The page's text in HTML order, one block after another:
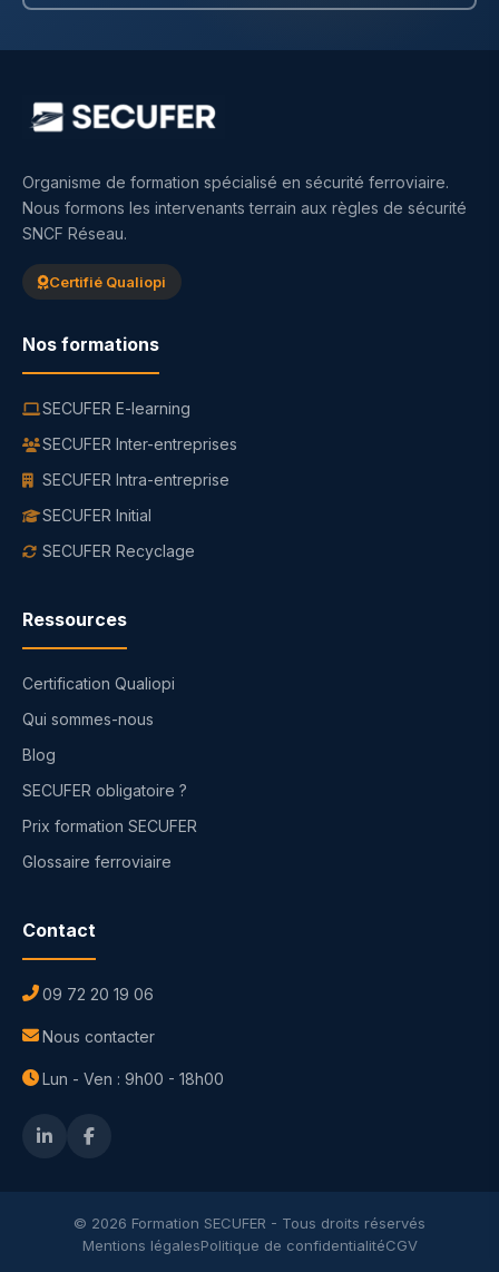
Organisme de formation spécialisé en sécurité ferroviaire.
Nous formons les intervenants terrain aux règles de sécurité
SNCF Réseau.
Certifié Qualiopi
Nos formations
SECUFER E-learning
SECUFER Inter-entreprises
SECUFER Intra-entreprise
SECUFER Initial
SECUFER Recyclage
Ressources
Certification Qualiopi
Qui sommes-nous
Blog
SECUFER obligatoire ?
Prix formation SECUFER
Glossaire ferroviaire
Contact
09 72 20 19 06
Nous contacter
Lun - Ven : 9h00 - 18h00
© 2026 Formation SECUFER - Tous droits réservés
Mentions légalesPolitique de confidentialitéCGV